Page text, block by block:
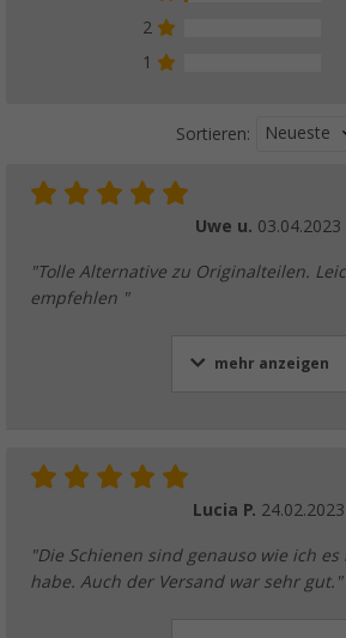
2
1
Sortieren: Neueste
Uwe u. 03.04.2023
"Tolle Alternative zu Originalteilen.
empfehlen "
mehr anzeigen
Lucia P. 24.02.2023
"Die Schienen sind genauso wie ich
habe. Auch der Versand war sehr gut."